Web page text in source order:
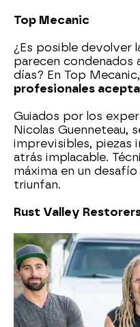
Top Mecanic
¿Es posible devolver
parecen condenados
días? En Top Mecanic,
profesionales
Guiados por los
Nicolas Guenneteau,
imprevisibles, piezas
atrás implacable.
máxima en un
triunfan.
Rust Valley